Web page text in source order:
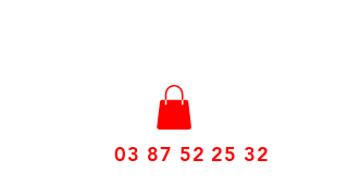
03 87 52 25 32